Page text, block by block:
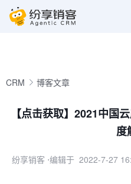
CRM 博客文章
【点击获取】2021中国
度
纷享销客 ⋅编辑于 2022-7-27